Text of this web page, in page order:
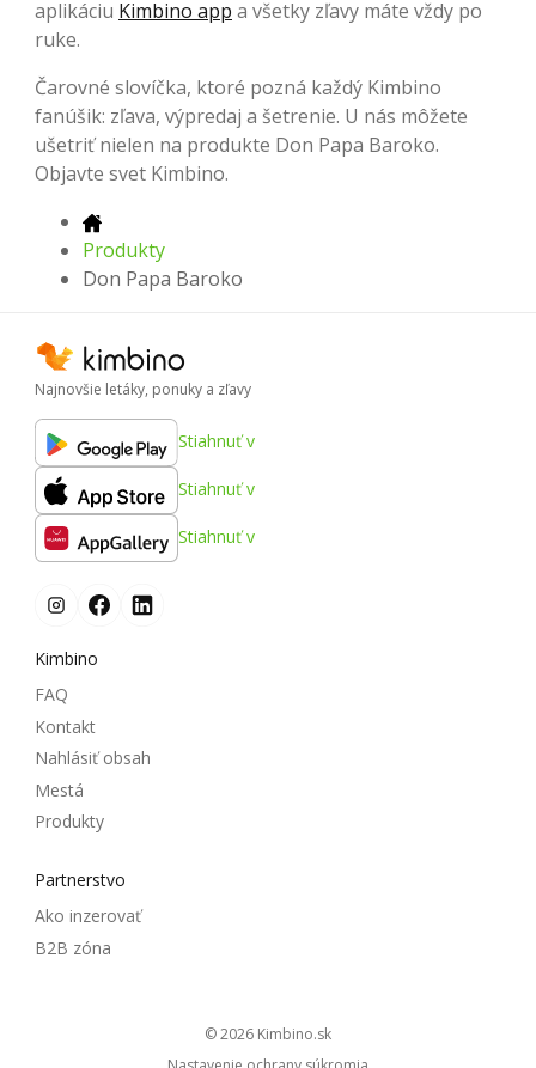
aplikáciu Kimbino app a všetky zľavy máte vždy po
ruke.
Čarovné slovíčka, ktoré pozná každý Kimbino
fanúšik: zľava, výpredaj a šetrenie. U nás môžete
ušetriť nielen na produkte Don Papa Baroko.
Objavte svet Kimbino.
Produkty
Don Papa Baroko
Najnovšie letáky, ponuky a zľavy
Stiahnuť v
Stiahnuť v
Stiahnuť v
Kimbino
FAQ
Kontakt
Nahlásiť obsah
Mestá
Produkty
Partnerstvo
Ako inzerovať
B2B zóna
© 2026
kimbino.sk